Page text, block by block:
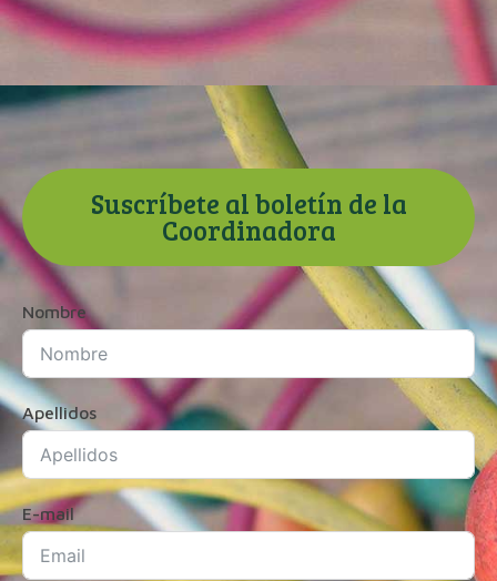
Suscríbete al boletín de la
Coordinadora
Nombre
Apellidos
E-mail